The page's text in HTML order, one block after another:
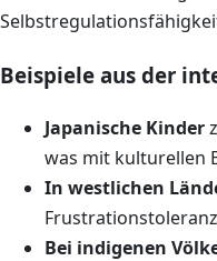
Beispiele aus der
Japanische Kinder
was mit kulturellen
In westlichen
Bei indigenen